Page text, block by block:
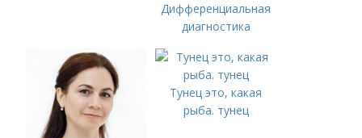
Дифференциальная
диагностика
Тунец это, какая
рыба. тунец